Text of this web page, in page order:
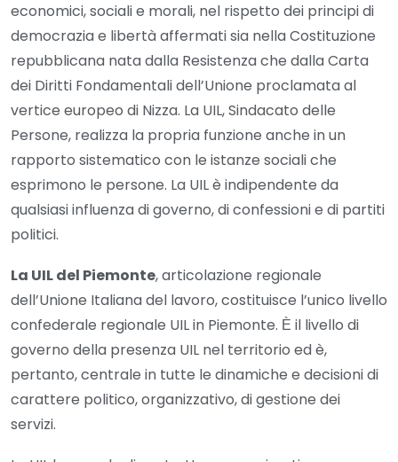
economici, sociali e morali, nel rispetto dei principi di
democrazia e libertà affermati sia nella Costituzione
repubblicana nata dalla Resistenza che dalla Carta
dei Diritti Fondamentali dell’Unione proclamata al
vertice europeo di Nizza. La UIL, Sindacato delle
Persone, realizza la propria funzione anche in un
rapporto sistematico con le istanze sociali che
esprimono le persone. La UIL è indipendente da
qualsiasi influenza di governo, di confessioni e di partiti
politici.
La UIL del Piemonte, articolazione regionale
dell’Unione Italiana del lavoro, costituisce l’unico livello
confederale regionale UIL in Piemonte. Ѐ il livello di
governo della presenza UIL nel territorio ed è,
pertanto, centrale in tutte le dinamiche e decisioni di
carattere politico, organizzativo, di gestione dei
servizi.